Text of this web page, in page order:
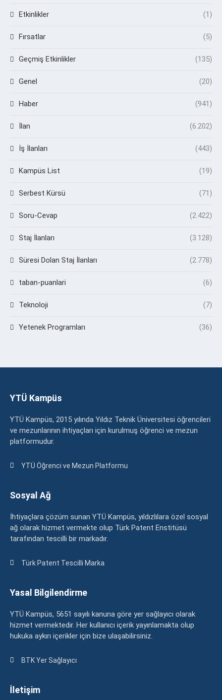
Etkinlikler (1)
Fırsatlar (5)
Geçmiş Etkinlikler (135)
Genel (20)
Haber (941)
İlan (6.202)
İş İlanları (443)
Kampüs List (19)
Serbest Kürsü (71)
Soru-Cevap (2.422)
Staj İlanları (3.128)
Süresi Dolan Staj İlanları (2.778)
taban-puanlari (6)
Teknoloji (7)
Yetenek Programları (36)
YTÜ Kampüs
YTÜ Kampüs, 2015 yılında Yıldız Teknik Üniversitesi öğrencileri
ve mezunlarının ihtiyaçları için kurulmuş öğrenci ve mezun
platformudur.
YTÜ Öğrenci ve Mezun Platformu
Sosyal Ağ
İhtiyaçlara çözüm sunan YTÜ Kampüs, yıldızlılara özel sosyal
ağ olarak hizmet vermekte olup Türk Patent Enstitüsü
tarafından tescilli bir markadır.
Türk Patent Tescilli Marka
Yasal Bilgilendirme
YTÜ Kampüs, 5651 sayılı kanuna göre yer sağlayıcı olarak
hizmet vermektedir. Her kullanıcı içerik yayınlamakta olup
hukuka aykırı içerikler için bize ulaşabilirsiniz.
BTK Yer Sağlayıcı
İletişim